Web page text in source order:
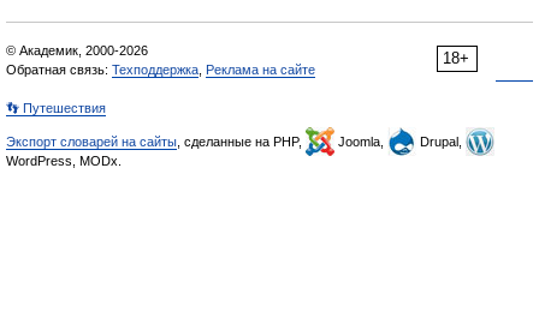
18+
© Академик, 2000-2026
Обратная связь: Техподдержка Реклама на сайте
👣 Путешествия
Экспорт словарей на сайты , сделанные на PHP, Joomla,
Drupal,
WordPress, MODx.